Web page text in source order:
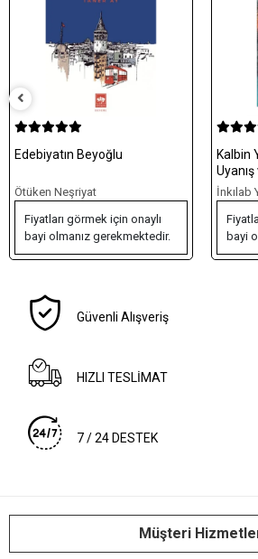
Kalbin Yol Defteri - Hata,
İnkılab Yayınları
Fiyatları görmek için onaylı
bayi olmanız gerekmektedir.
İnkılab
bayi
Güvenli Alışveriş
HIZLI TESLİMAT
7 / 24 DESTEK
Müşteri